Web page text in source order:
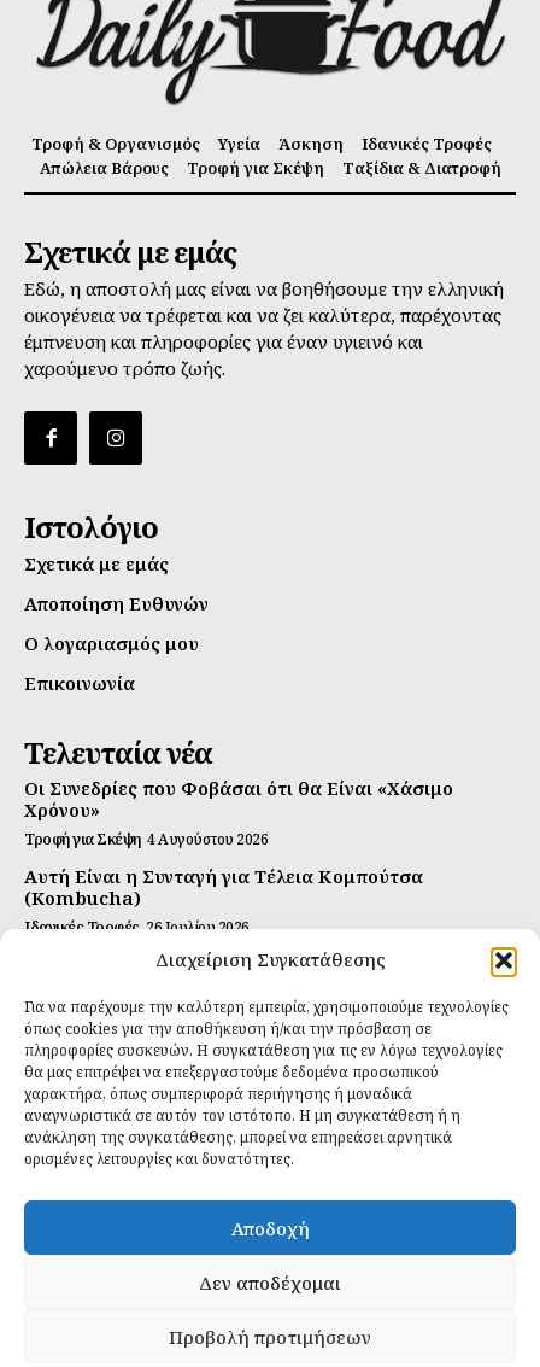
Διαχείριση Συγκατάθεσης
Για να παρέχουμε την καλύτερη εμπειρία, χρησιμοποιούμε τεχνολογίες
όπως cookies για την αποθήκευση ή/και την πρόσβαση σε
πληροφορίες συσκευών. Η συγκατάθεση για τις εν λόγω τεχνολογίες
θα μας επιτρέψει να επεξεργαστούμε δεδομένα προσωπικού
χαρακτήρα, όπως συμπεριφορά περιήγησης ή μοναδικά
αναγνωριστικά σε αυτόν τον ιστότοπο. Η μη συγκατάθεση ή η
ανάκληση της συγκατάθεσης, μπορεί να επηρεάσει αρνητικά
ορισμένες λειτουργίες και δυνατότητες.
Αποδοχή
Δεν αποδέχομαι
Προβολή προτιμήσεων
Τροφή & Οργανισμός Υγεία Άσκηση
Ιδανικές Τροφές
Απώλεια Βάρους
Τροφή για Σκέψη Ταξίδια & Διατροφή
Σχετικά με εμάς
Εδώ, η αποστολή μας είναι να βοηθήσουμε την ελληνική
οικογένεια να τρέφεται και να ζει καλύτερα, παρέχοντας
έμπνευση και πληροφορίες για έναν υγιεινό και
χαρούμενο τρόπο ζωής.
Ιστολόγιο
Σχετικά με εμάς
Αποποίηση Ευθυνών
Ο λογαριασμός μου
Επικοινωνία
Τελευταία νέα
Οι Συνεδρίες που Φοβάσαι ότι θα Είναι «Χάσιμο
Χρόνου»
Τροφή για Σκέψη 4 Αυγούστου 2026
Αυτή Είναι η Συνταγή για Τέλεια Κομπούτσα
(Kombucha)
Ιδανικές Τροφές 26 Ιουλίου 2026
Η Κρυφή Αλήθεια για τα Υπερ-επεξεργασμένα
Ιδανικές Τροφές 2 Απριλίου 2026
Εγγραφείτε
ΕΓΓΡΑΦΉ
Έχω διαβάσει και δέχομαι τηνπολιτική απορρήτου